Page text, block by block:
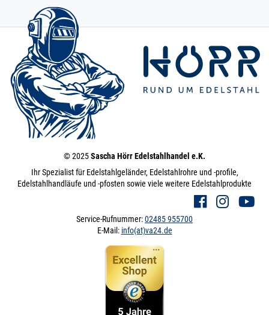
© 2025Sascha Hörr Edelstahlhandel e.K.
Ihr Spezialist für Edelstahlgeländer, Edelstahlrohre und -profile,
Edelstahlhandläufe und -pfosten sowie viele weitere Edelstahlprodukte
Service-Rufnummer:02485 955700
E-Mail: info(at)va24.de